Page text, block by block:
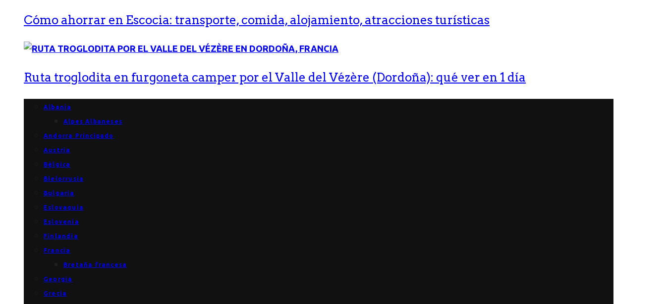
Cómo ahorrar en Escocia: transporte, comida, alojamiento, atracciones turísticas
Ruta troglodita en furgoneta camper por el Valle del Vézère (Dordoña): qué ver en 1 día
Albania
Alpes Albaneses
Andorra Principado
Austria
Bélgica
Bielorrusia
Bulgaria
Eslovaquia
Eslovenia
Finlandia
Francia
Bretaña francesa
Georgia
Grecia